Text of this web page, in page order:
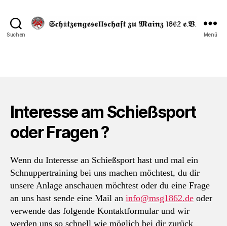
Suchen
SchützengesellschaftMenü
Interesse am Schießsport
oder Fragen ?
Wenn du Interesse an Schießsport hast und mal ein
Schnuppertraining bei uns machen möchtest, du dir
unsere Anlage anschauen möchtest oder du eine Frage
an uns hast sende eine Mail an info@msg1862.de oder
verwende das folgende Kontaktformular und wir
werden uns so schnell wie möglich bei dir zurück